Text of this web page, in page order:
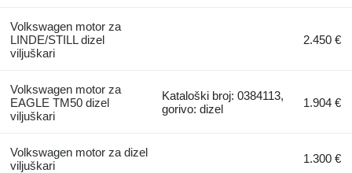
Volkswagen motor za
LINDE/STILL dizel
viljuškari
2.450 €
Volkswagen motor za
EAGLE TM50 dizel
viljuškari
Kataloški broj: 0384113,
gorivo: dizel
1.904 €
Volkswagen motor za dizel
viljuškari
1.300 €